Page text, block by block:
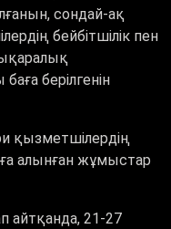
сондай-ақ
бейбітшілік пен
берілгенін
қызметшілердің
алынған жұмыстар
айтқанда, 21-27